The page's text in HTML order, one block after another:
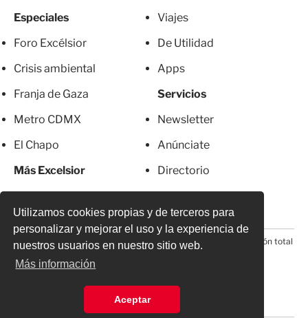
Utilizamos cookies propias y de terceros para
personalizar y mejorar el uso y la experiencia de
nuestros usuarios en nuestro sitio web.
Más información
Aceptar
Especiales
Foro Excélsior
Crisis ambiental
Franja de Gaza
Metro CDMX
El Chapo
Más Excelsior
Viajes
De Utilidad
Apps
Servicios
Newsletter
Anúnciate
Directorio
© 2026 Todos los derechos reservados. Prohibida la reproducción total
o parcial, incluyendo cualquier medio electrónico*